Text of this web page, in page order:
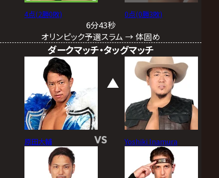
4点(2勝0敗) 0点(0勝3敗)
6分43秒
オリンピック予選スラム → 体固め
ダークマッチ・タッグマッチ
原田大輔 VS Yoshiki Inamura